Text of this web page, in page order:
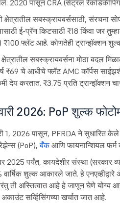
2020 पासून CRA (सेंट्रल
क्षेत्रातील सबस्क्रायबर्ससाठी, संरचना
ई-प्रॅन किटसाठी ₹18 किंवा जर
₹100 फ्लॅट आहे. कोणतेही ट्रान्झॅक्शन शुल्क
सबस्क्रायबर्सना मोठा बदल
₹69 चे आधीचे फ्लॅट AMC कॉर्पस
देय करतात. ₹3.75 प्रति ट्रान्झॅक्शन
2026: PoP शुल्क
1, 2026 पासून, PFRDA ने सुधारित
(PoP),बँकआणि फायनान्शियल
2025 पर्यंत, कायदेशीर संस्था (सरकार
वार्षिक शुल्क आकारले जाते. हे
ती अस्तित्वात आहे हे जाणून घेणे योग्य
अकाउंट सर्व्हिसिंगच्या खर्चात जात आहे.